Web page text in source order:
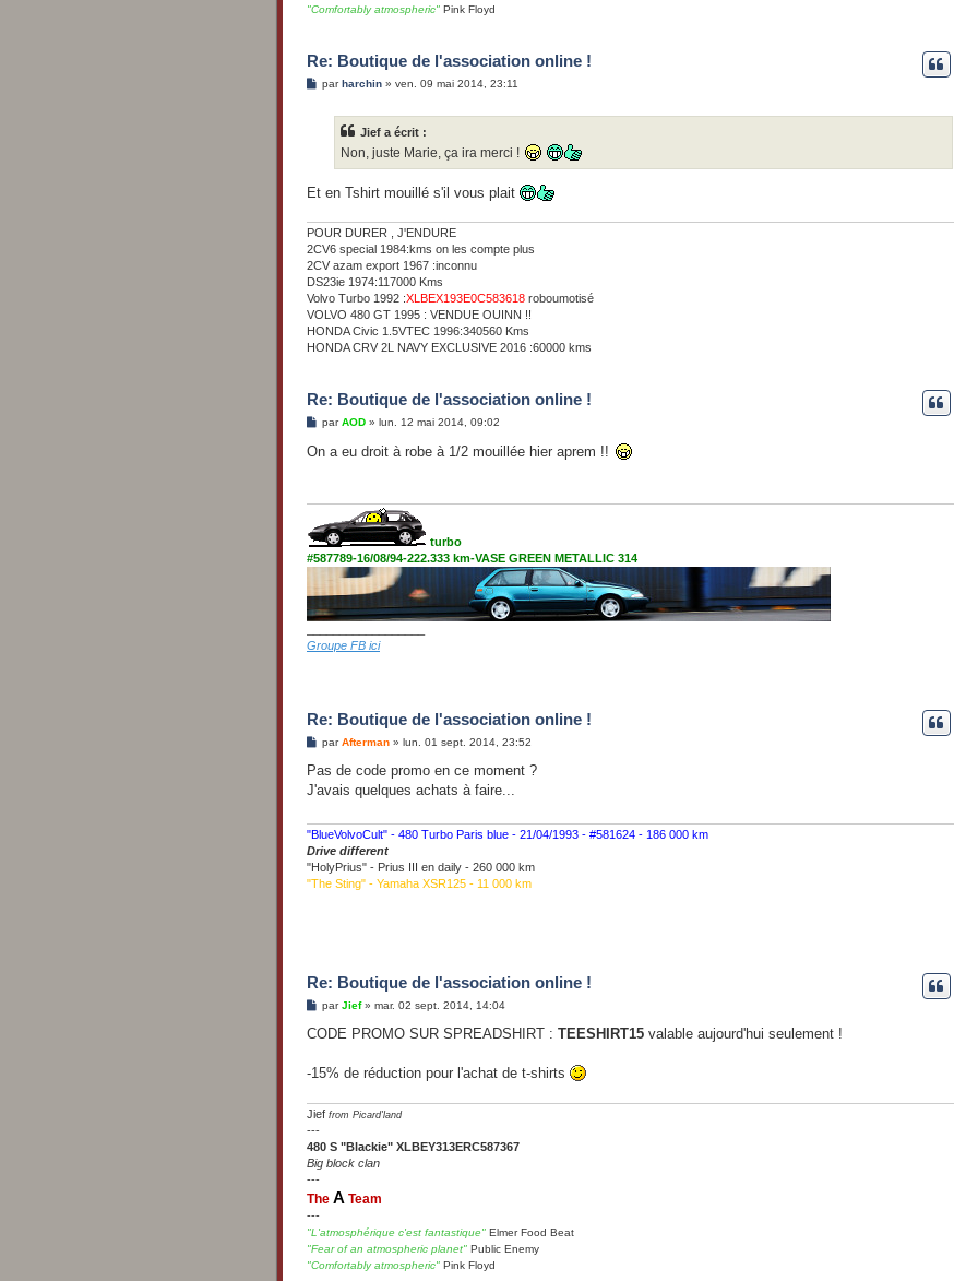
"Comfortably atmospheric" Pink Floyd
Re: Boutique de l'association online !
Mparharchin » ven. 09 mai 2014, 23:11
Jief a écrit :
Non, juste Marie, ça ira merci !
Et en Tshirt mouillé s'il vous plait
POUR DURER , J'ENDURE
2CV6 special 1984:kms on les compte plus
2CV azam export 1967 :inconnu
DS23ie 1974:117000 Kms
Volvo Turbo 1992 :XLBEX193E0C583618 roboumotisé
VOLVO 480 GT 1995 : VENDUE OUINN !!
HONDA Civic 1.5VTEC 1996:340560 Kms
HONDA CRV 2L NAVY EXCLUSIVE 2016 :60000 kms
Re: Boutique de l'association online !
M
s
s
parAOD » lun. 12 mai 2014, 09:02
On a eu droit à robe à 1/2 mouillée hier aprem !!
turbo
#587789-16/08/94-222.333 km-VASE GREEN METALLIC 314
Groupe FB ici
Re: Boutique de l'association online !
M
s
a
parAfterman » lun. 01 sept. 2014, 23:52
Pas de code promo en ce moment ?
J'avais quelques achats à faire...
"BlueVolvoCult" - 480 Turbo Paris blue - 21/04/1993 - #581624 - 186 000 km
Drive different
"HolyPrius" - Prius III en daily - 260 000 km
"The Sting" - Yamaha XSR125 - 11 000 km
Re: Boutique de l'association online !
M
s
g
parJief» mar. 02 sept. 2014, 14:04
CODE PROMO SUR SPREADSHIRT : TEESHIRT15 valable aujourd'hui seulement !
-15% de réduction pour l'achat de t-shirts
Jief from Picard'land
---
480 S "Blackie" XLBEY313ERC587367
Big block clan
---
The A Team
---
"L'atmosphérique c'est fantastique" Elmer Food Beat
"Fear of an atmospheric planet" Public Enemy
"Comfortably atmospheric" Pink Floyd